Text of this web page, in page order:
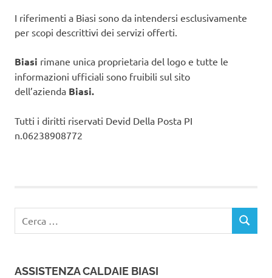
I riferimenti a Biasi sono da intendersi esclusivamente
per scopi descrittivi dei servizi offerti.
Biasi rimane unica proprietaria del logo e tutte le
informazioni ufficiali sono fruibili sul sito
dell’azienda Biasi.
Tutti i diritti riservati Devid Della Posta PI
n.06238908772
per:
CERCA
ASSISTENZA CALDAIE BIASI